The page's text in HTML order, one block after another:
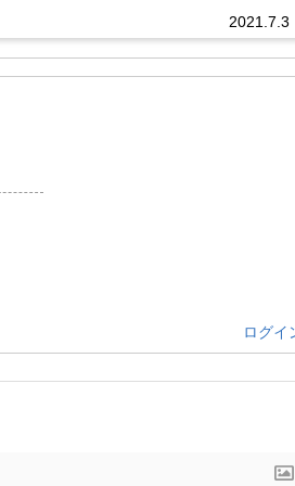
2021.7.3
ログイ